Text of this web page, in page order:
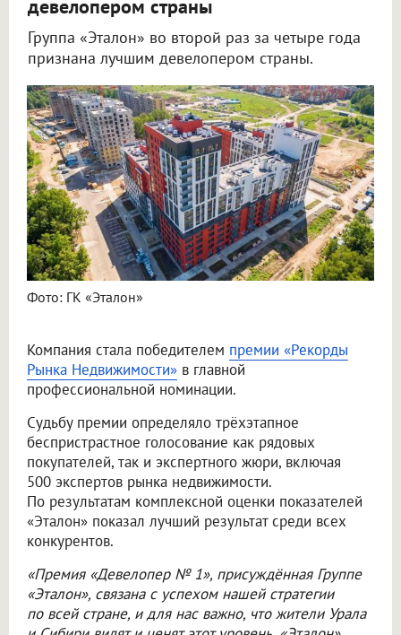
девелопером страны
Группа «Эталон» во второй раз за четыре года
признана лучшим девелопером страны.
Фото: ГК «Эталон»
Компания стала победителем премии «Рекорды
Рынка Недвижимости» в главной
профессиональной номинации.
Судьбу премии определяло трёхэтапное
беспристрастное голосование как рядовых
покупателей, так и экспертного жюри, включая
500 экспертов рынка недвижимости.
По результатам комплексной оценки показателей
«Эталон» показал лучший результат среди всех
конкурентов.
«Премия «Девелопер № 1», присуждённая Группе
«Эталон», связана с успехом нашей стратегии
по всей стране, и для нас важно, что жители Урала